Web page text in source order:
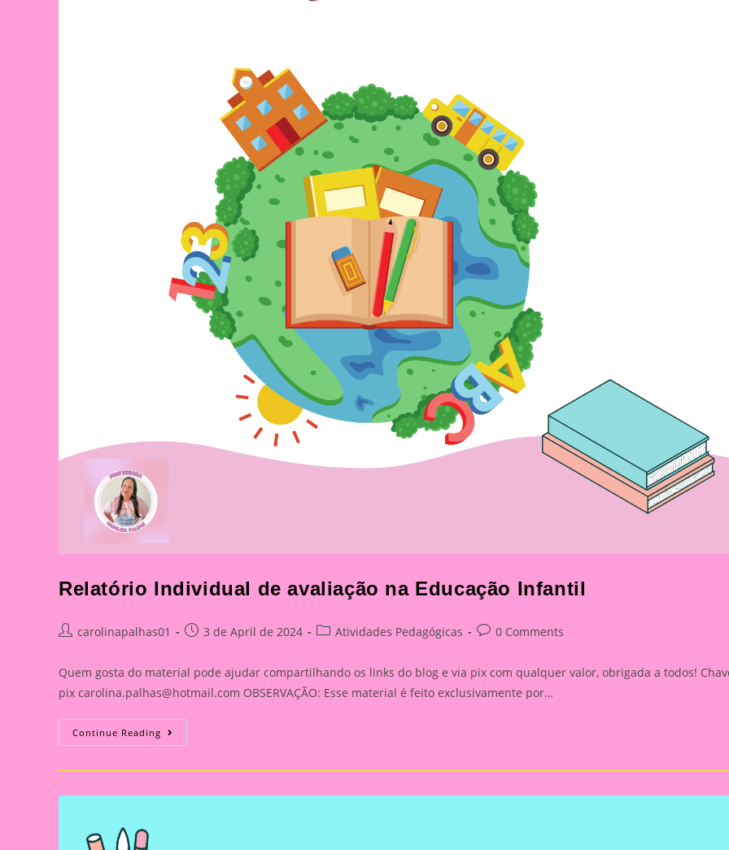
Relatório Individual de avaliação na Educação Infantil
Postcarolinapalhas01
Post3 de April de 2024
PostAtividades Pedagógicas
Post0 Comments
Quem gosta do material pode ajudar compartilhando os links do blog e via pix com qualquer valor, obrigada a todos!
pix carolina.palhas@hotmail.com OBSERVAÇÃO: Esse material é feito exclusivamente por…
Continue Reading Relatório
Individual
Avaliação